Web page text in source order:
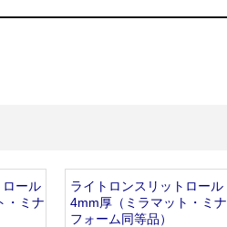
ロール
・ミナ
ライトロンスリットロール
4mm厚（ミラマット・ミナ
フォーム同等品）